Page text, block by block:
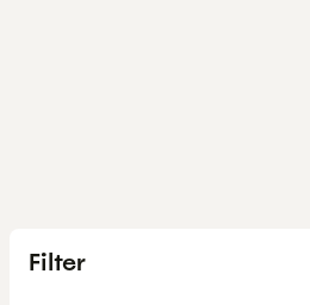
Filter